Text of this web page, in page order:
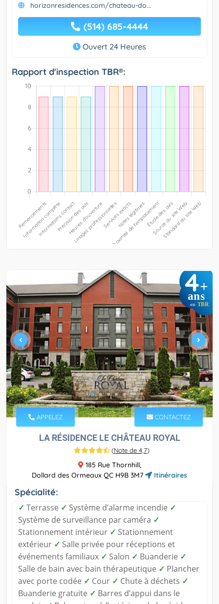
horizonresidences.com/chateau-do...
(514) 685-4444
Ouvert 24 Heures
Rapport d'inspection TBR®:
4+
ans
en TBR
APPELEZ CONTACTEZ
LA RÉSIDENCE LE CHÂTEAU ROYAL
(Note de 4,7)
185 Rue Thornhill,
Dollard des Ormeaux QC H9B 3M7
Itinéraires
Spécialité:
✓ Terrasse ✓ Système d’alarme incendie ✓
Système de surveillance par caméra ✓
Stationnement intérieur ✓ Stationnement
extérieur ✓ Salle privée pour réceptions et
événements familiaux ✓ Salon ✓ Buanderie ✓
Salle de bain avec bain thérapeutique ✓ Plancher
avec porte codée ✓ Cour ✓ Chute à déchets ✓
Buanderie gratuite ✓ Barres d’appui dans le